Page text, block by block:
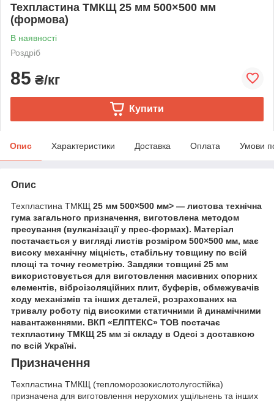
Техпластина ТМКЩ 25 мм 500×500 мм
(формова)
В наявності
Роздріб
85 ₴/кг
Купити
Опис Характеристики Доставка Оплата Умови
Опис
Техпластина ТМКЩ 25 мм 500×500 мм> — листова технічна
гума загального призначення, виготовлена методом
пресування (вулканізації у прес-формах). Матеріал
постачається у вигляді листів розміром 500×500 мм, має
високу механічну міцність, стабільну товщину по всій
площі та точну геометрію. Завдяки товщині 25 мм
використовується для виготовлення масивних опорних
елементів, віброізоляційних плит, буферів, обмежувачів
ходу механізмів та інших деталей, розрахованих на
тривалу роботу під високими статичними й динамічними
навантаженнями. ВКП «ЕЛПТЕКС» ТОВ постачає
техпластину ТМКЩ 25 мм зі складу в Одесі з доставкою
по всій Україні.
Призначення
Техпластина ТМКЩ (тепломорозокислотолугостійка)
призначена для виготовлення нерухомих ущільнень та інших